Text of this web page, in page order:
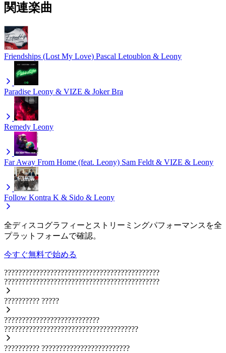
関連楽曲
Friendships (Lost My Love) Pascal Letoublon & Leony
Paradise Leony & VIZE & Joker Bra
Remedy Leony
Far Away From Home (feat. Leony) Sam Feldt & VIZE & Leony
Follow Kontra K & Sido & Leony
全ディスコグラフィーとストリーミングパフォーマンスを全
プラットフォームで確認。
今すぐ無料で始める
????????????????????????????????????????????
????????????????????????????????????????????
?????????? ?????
???????????????????????????
??????????????????????????????????????
?????????? ?????????????????????????